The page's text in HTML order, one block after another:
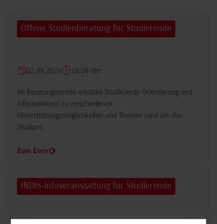
Offene Studienberatung für Studierende
02.09.2026 18:00 Uhr
Im Beratungstermin erhalten Studierende Orientierung und
Informationen zu verschiedenen
Unterstützungsmöglichkeiten und Themen rund um das
Studium.
Zum Event
INDIS-Infoveranstaltung für Studierende